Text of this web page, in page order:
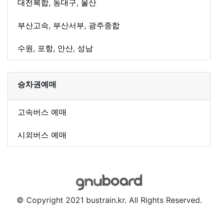
대전복합, 동대구, 울산
부산고속, 부산서부, 광주종합
수원, 포항, 안산, 성남
승차권예매
고속버스 예매
시외버스 예매
© Copyright 2021 bustrain.kr. All Rights Reserved.